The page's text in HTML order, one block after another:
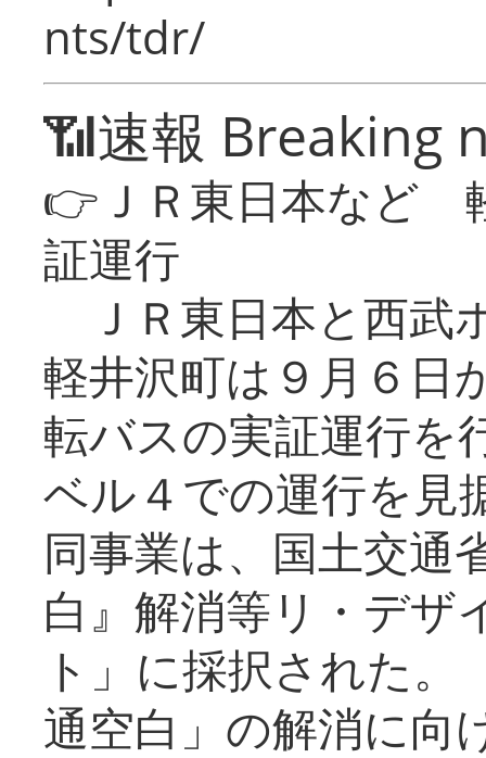
nts/tdr/
📶速報 Breaking
👉ＪＲ東日本など
証運行
ＪＲ東日本と西武
軽井沢町は９月６日
転バスの実証運行を
ベル４での運行を見
同事業は、国土交通
白』解消等リ・デザ
ト」に採択された
通空白」の解消に向